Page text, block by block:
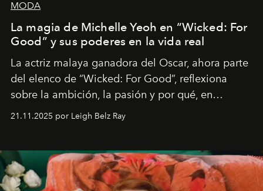
MODA
La magia de Michelle Yeoh en “Wicked: For
Good” y sus poderes en la vida real
La actriz malaya ganadora del Oscar, ahora parte
del elenco de “Wicked: For Good”, reflexiona
sobre la ambición, la pasión y por qué, en
ocasiones, la introspección puede esperar. “Es
importa si no lo entienden’”, confiesa.
21.11.2025 por Leigh Belz Ray